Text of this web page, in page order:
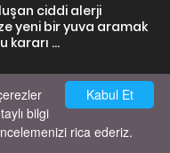
ciddi alerji
yeni bir yuva aramak
kararı ...
Kabul Et
bilgi
rica ederiz.